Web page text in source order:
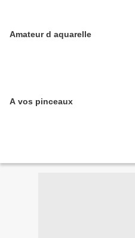
Amateur d aquarelle
A vos pinceaux